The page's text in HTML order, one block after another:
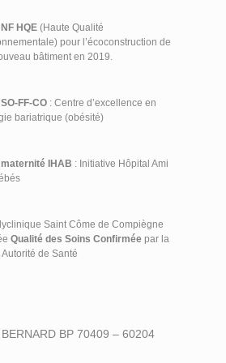
HQE (Haute Qualité
pour l’écoconstruction de
bâtiment en 2019.
FF-CO : Centre d’excellence en
bariatrique (obésité)
maternité IHAB : Initiative Hôpital Ami
Saint Côme de Compiègne
Qualité des Soins Confirmée par la
Autorité de Santé
BP 70409 – 60204